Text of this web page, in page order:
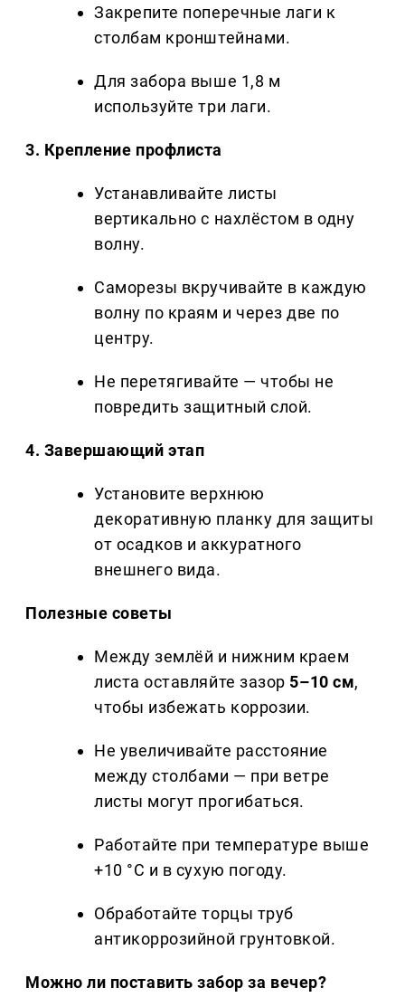
Закрепите поперечные лаги к
столбам кронштейнами.
Для забора выше 1,8 м
используйте три лаги.
3. Крепление профлиста
Устанавливайте листы
вертикально с нахлёстом в одну
волну.
Саморезы вкручивайте в каждую
волну по краям и через две по
центру.
Не перетягивайте — чтобы не
повредить защитный слой.
4. Завершающий этап
Установите верхнюю
декоративную планку для защиты
от осадков и аккуратного
внешнего вида.
Полезные советы
Между землёй и нижним краем
листа оставляйте зазор 5–10 см,
чтобы избежать коррозии.
Не увеличивайте расстояние
между столбами — при ветре
листы могут прогибаться.
Работайте при температуре выше
+10 °C и в сухую погоду.
Обработайте торцы труб
антикоррозийной грунтовкой.
Можно ли поставить забор за вечер?